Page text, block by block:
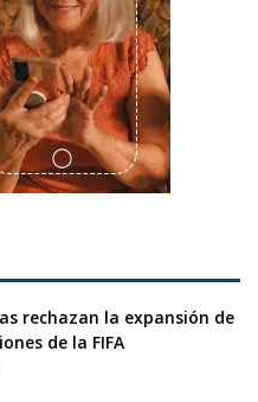
rechazan la expansión de
de la FIFA